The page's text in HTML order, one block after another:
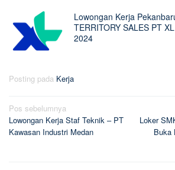
Lowongan Kerja
TERRITORY SALES PT
2024
Posting pada Kerja
Navigasi
pos
Pos sebelumnya
Lowongan Kerja Staf Teknik – PT
Kawasan Industri Medan
Loker
Buka